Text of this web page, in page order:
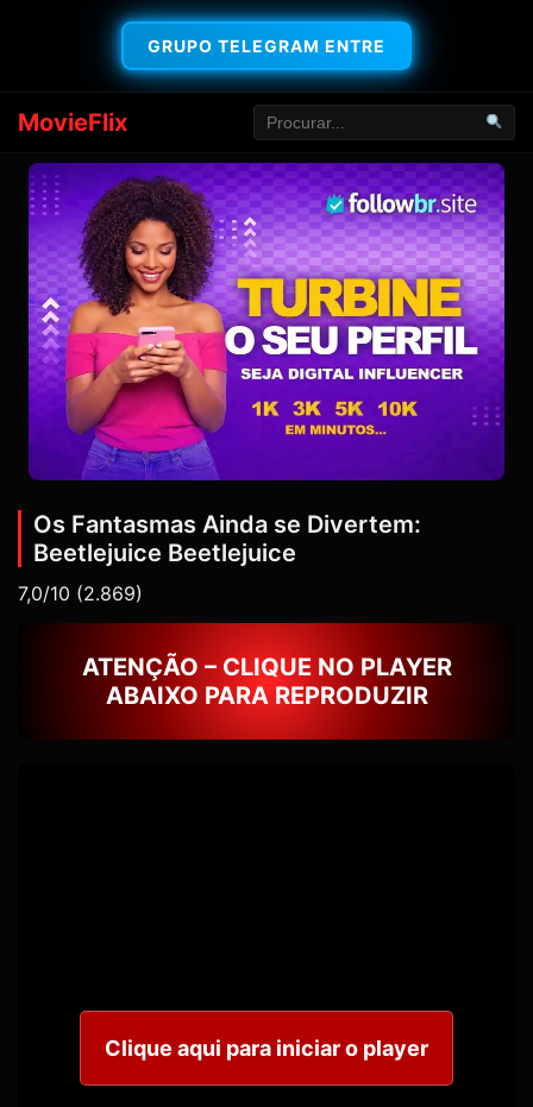
GRUPO TELEGRAM ENTRE
MovieFlix
Os Fantasmas Ainda se Divertem:
Beetlejuice Beetlejuice
7,0/10 (2.869)
ATENÇÃO – CLIQUE NO PLAYER
ABAIXO PARA REPRODUZIR
Clique aqui para iniciar o player